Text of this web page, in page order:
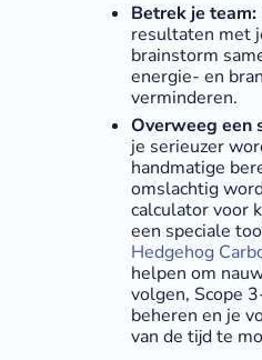
Betrek je team:
resultaten met
brainstorm
energie- en
verminderen.
Overweeg een
je serieuzer
handmatige
omslachtig
calculator voor
een speciale
Hedgehog
helpen om
volgen, Scope
beheren en je
van de tijd te